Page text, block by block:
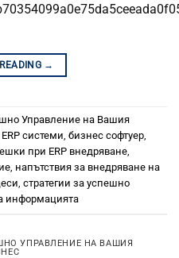
→
Управление на Вашия
ERP системи, бизнес софтуер,
при ERP внедряване,
, напътствия за внедряване на
, стратегии за успешно
информацията
УПРАВЛЕНИЕ НА ВАШИЯ